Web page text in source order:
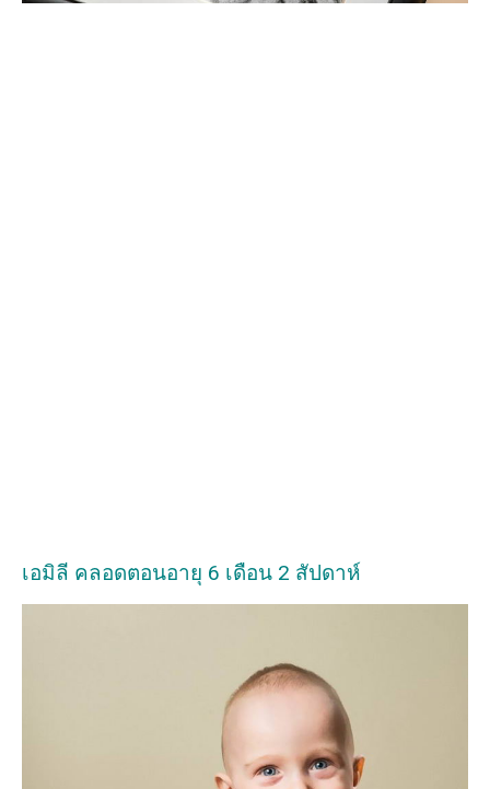
เอมิลี คลอดตอนอายุ 6 เดือน 2 สัปดาห์